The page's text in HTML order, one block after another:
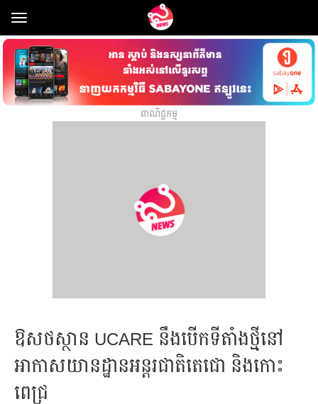
Toggle
navigation
ពាណិជ្ជកម្ម
ឱសថស្ថាន UCARE នឹងបើកទីតាំងថ្មីនៅ
អាកាសយានដ្ឋានអន្តរជាតិតេជោ និងកោះ
ពេជ្រ